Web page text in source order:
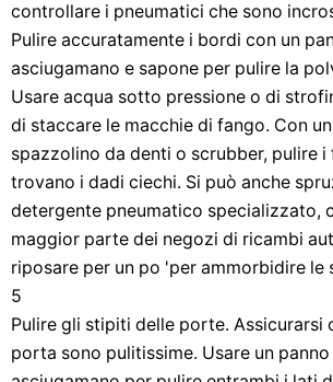
controllare i pneumatici che sono
Pulire accuratamente i bordi con un
asciugamano e sapone per pulire la
Usare acqua sotto pressione o di
di staccare le macchie di fango. Con
spazzolino da denti o scrubber, pulire i
trovano i dadi ciechi. Si può anche
detergente pneumatico specializzato,
maggior parte dei negozi di ricambi
riposare per un po 'per ammorbidire le
5
Pulire gli stipiti delle porte. Assicurarsi
porta sono pulitissime. Usare un panno